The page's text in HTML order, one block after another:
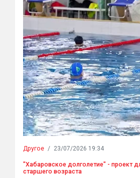
Другое / 23/07/2026 19:34
"Хабаровское долголетие" - проект
старшего возраста